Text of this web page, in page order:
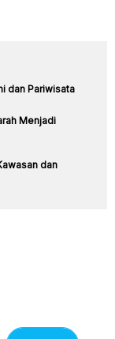
dan Pariwisata
Menjadi
dan